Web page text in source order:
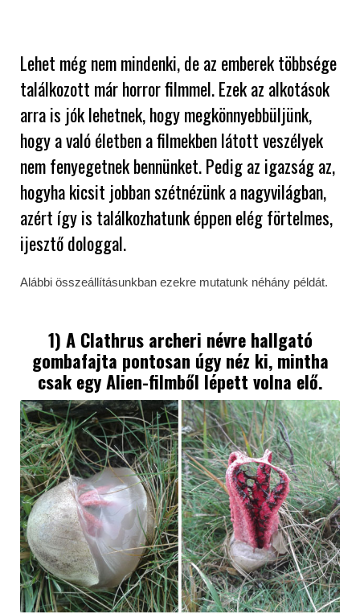
Lehet még nem mindenki, de az emberek többsége
találkozott már horror filmmel. Ezek az alkotások
arra is jók lehetnek, hogy megkönnyebbüljünk,
hogy a való életben a filmekben látott veszélyek
nem fenyegetnek bennünket. Pedig az igazság az,
hogyha kicsit jobban szétnézünk a nagyvilágban,
azért így is találkozhatunk éppen elég förtelmes,
ijesztő dologgal.
Alábbi összeállításunkban ezekre mutatunk néhány példát.
1) A Clathrus archeri névre hallgató
gombafajta pontosan úgy néz ki, mintha
csak egy Alien-filmből lépett volna elő.